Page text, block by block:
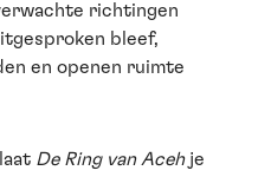
richtingen
bleef,
en openen ruimte
De Ring van Acehje